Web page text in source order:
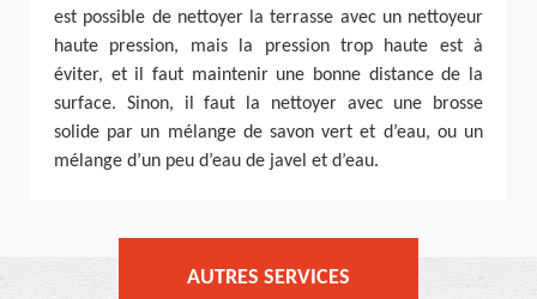
est possible de nettoyer la terrasse avec un nettoyeur
haute pression, mais la pression trop haute est à
éviter, et il faut maintenir une bonne distance de la
surface. Sinon, il faut la nettoyer avec une brosse
solide par un mélange de savon vert et d’eau, ou un
mélange d’un peu d’eau de javel et d’eau.
AUTRES SERVICES